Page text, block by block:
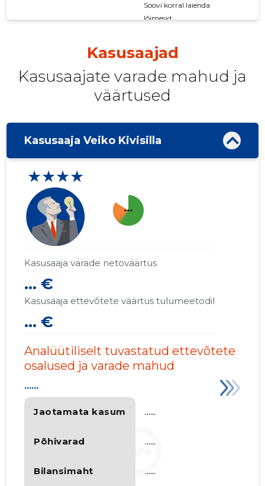
Soovi korral laienda
lõimesid
Kasusaajad
Kasusaajate varade mahud ja
väärtused
Kasusaaja Veiko Kivisilla
★★★★
more_horiz
Kasusaaja varade netoväärtus
... €
Kasusaaja ettevõtete väärtus tulumeetodil
... €
Analüütiliselt tuvastatud ettevõtete
osalused ja varade mahud
Jaotamata kasum
Põhivarad
Bilansimaht
......
......
......
......